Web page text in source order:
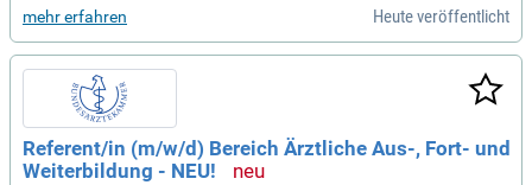
en Erfahrung unterstützen wir Sie kostenlos auf Ihrem Weg
zum Traumjob in der Bodensee-Oberschwaben-Region. In di
eser unbefristeten Vollzeitstelle analysieren Sie den Qualifiz
ierungsbedarf und beraten Führungskräfte sowie Mitarbeite
nde zu Entwicklungsmöglichkeiten. Außerdem konzipieren
und entwickeln Sie Programme für die Personal- und Führun
gskräfteentwicklung. Bewerben Sie sich jetzt und profitieren
Sie von unserem umfangreichen Netzwerk!
mehr erfahren Heute veröffentlicht
Referent/in (m/w/d) Bereich Ärztliche Aus-, Fort- und
Weiterbildung - NEU!